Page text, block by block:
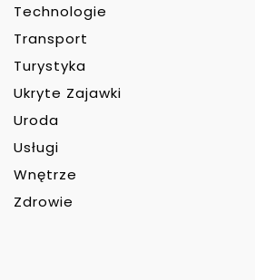
Technologie
Transport
Turystyka
Ukryte Zajawki
Uroda
Usługi
Wnętrze
Zdrowie